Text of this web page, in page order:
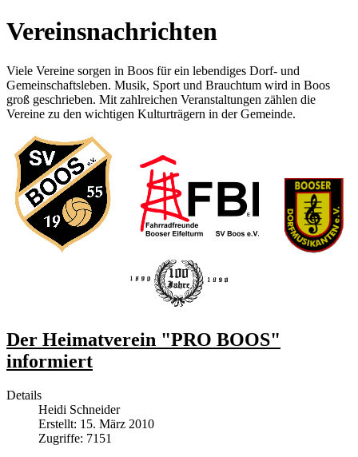
Vereinsnachrichten
Viele Vereine sorgen in Boos für ein lebendiges Dorf- und
Gemeinschaftsleben. Musik, Sport und Brauchtum wird in Boos
groß geschrieben. Mit zahlreichen Veranstaltungen zählen die
Vereine zu den wichtigen Kulturträgern in der Gemeinde.
Der Heimatverein "PRO BOOS"
informiert
Details
Heidi Schneider
Erstellt: 15. März 2010
Zugriffe: 7151